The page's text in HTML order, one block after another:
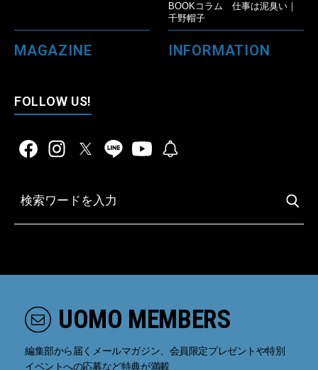
BOOKコラム 仕事は泥臭い｜
千野帽子
MAGAZINE INFORMATION
FOLLOW US!
UOMO MEMBERS
編集部から届くメールマガジン、会員限定プレゼントや特別
イベントへの応募など特典が満載